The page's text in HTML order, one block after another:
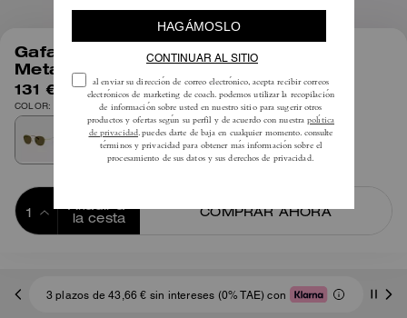
Gafas de Sol Redondas con Colgante
Metálico
131 €
COLOR: Oro/Verde
Añadir a
la cesta
COMPRAR AHORA
3 plazos de 43,66 € sin intereses (0% TAE) con